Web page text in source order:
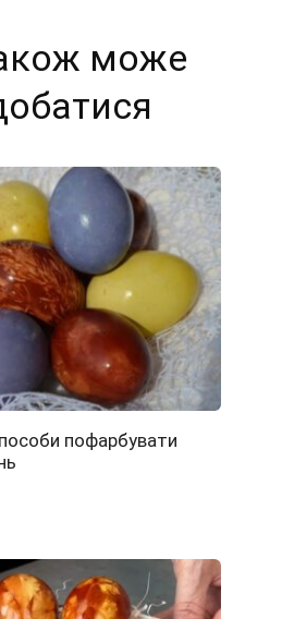
може
пофарбувати